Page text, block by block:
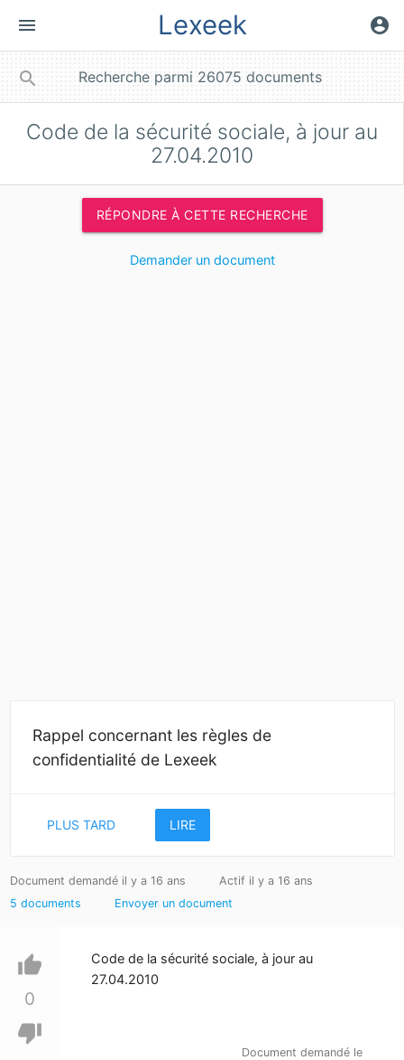
menu Lexeek account_circle
search
Code de la sécurité sociale, à jour au
27.04.2010
RÉPONDRE À CETTE RECHERCHE
Demander un document
Rappel concernant les règles de
confidentialité de Lexeek
PLUS TARD LIRE
Document demandé il y a 16 ans
Actif il y a 16 ans
5 documents
Envoyer un document
thumb_up
0
thumb_down
Code de la sécurité sociale, à jour au
27.04.2010
Document demandé le